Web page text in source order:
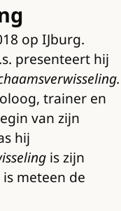
op IJburg.
presenteert hij
trainer en
van zijn
hij
is zijn
meteen de